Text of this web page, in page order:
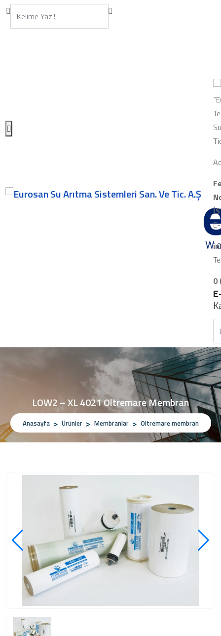
0
LOW2 – XL 4021 Oltremare Membran
Anasayfa Ürünler Membranlar Oltremare membran